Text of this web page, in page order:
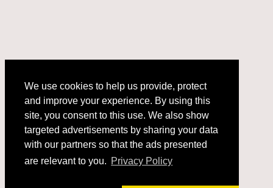
and improve your experience. By using this
site, you consent to this use. We also show
targeted advertisements by sharing your data
with our partners so that the ads presented
are relevant to you. Privacy Policy
We use cookies to help us provide, protect
and improve your experience. By using this
site, you consent to this use. We also show
targeted advertisements by sharing your data
with our partners so that the ads presented
are relevant to you. Privacy Policy